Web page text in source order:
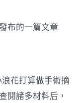
布的一篇文章
花打算做手術摘
閱諸多材料后，